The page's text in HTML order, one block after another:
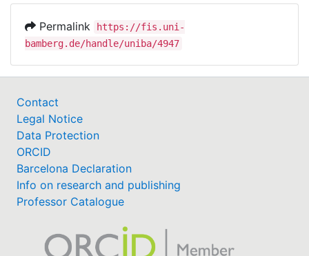
Permalink
https://fis.uni-
bamberg.de/handle/uniba/4947
Contact
Legal Notice
Data Protection
ORCID
Barcelona Declaration
Info on research and publishing
Professor Catalogue